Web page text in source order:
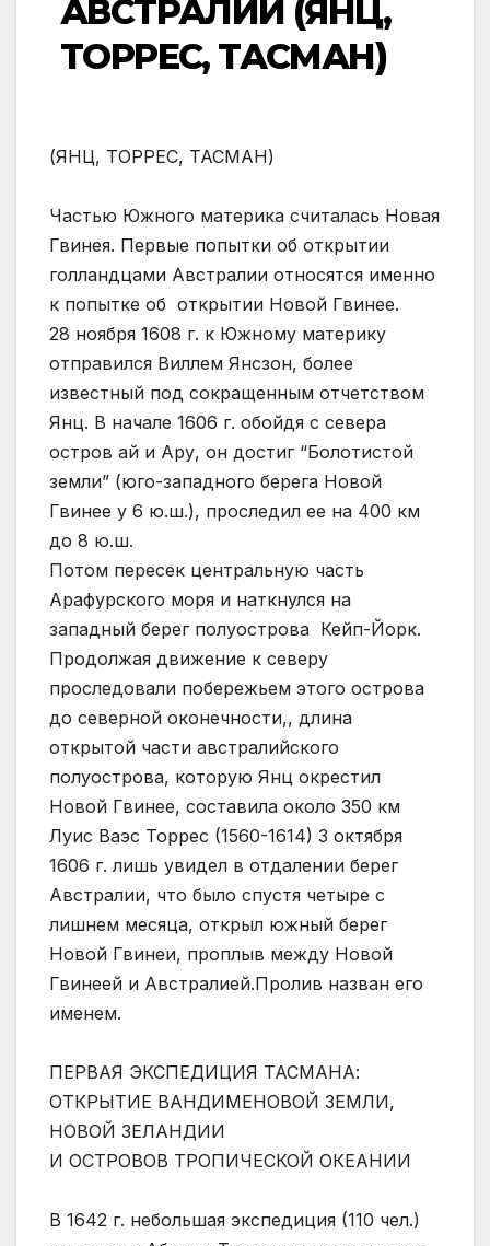
АВСТРАЛИИ (ЯНЦ,
ТОРРЕС, ТАСМАН)
(ЯНЦ, ТОРРЕС, ТАСМАН)
Частью Южного материка считалась Новая
Гвинея. Первые попытки об открытии
голландцами Австралии относятся именно
к попытке об открытии Новой Гвинее.
28 ноября 1608 г. к Южному материку
отправился Виллем Янсзон, более
известный под сокращенным отчетством
Янц. В начале 1606 г. обойдя с севера
остров ай и Ару, он достиг “Болотистой
земли” (юго-западного берега Новой
Гвинее у 6 ю.ш.), проследил ее на 400 км
до 8 ю.ш.
Потом пересек центральную часть
Арафурского моря и наткнулся на
западный берег полуострова Кейп-Йорк.
Продолжая движение к северу
проследовали побережьем этого острова
до северной оконечности,, длина
открытой части австралийского
полуострова, которую Янц окрестил
Новой Гвинее, составила около 350 км
Луис Ваэс Торрес (1560-1614) 3 октября
1606 г. лишь увидел в отдалении берег
Австралии, что было спустя четыре с
лишнем месяца, открыл южный берег
Новой Гвинеи, проплыв между Новой
Гвинеей и Австралией.Пролив назван его
именем.
ПЕРВАЯ ЭКСПЕДИЦИЯ ТАСМАНА:
ОТКРЫТИЕ ВАНДИМЕНОВОЙ ЗЕМЛИ,
НОВОЙ ЗЕЛАНДИИ
И ОСТРОВОВ ТРОПИЧЕСКОЙ ОКЕАНИИ
В 1642 г. небольшая экспедиция (110 чел.)